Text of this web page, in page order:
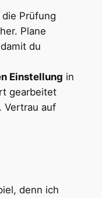
Prüfung
Plane
du
Einstellung in
gearbeitet
Vertrau auf
denn ich